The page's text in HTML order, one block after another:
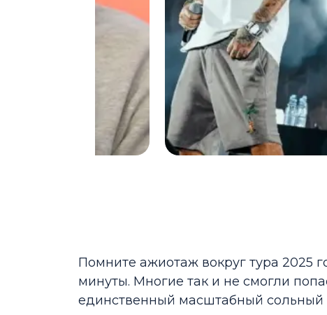
Помните ажиотаж вокруг тура 2025
минуты. Многие так и не смогли
единственный масштабный сольный